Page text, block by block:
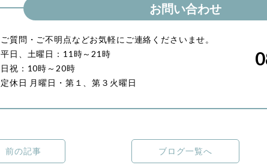
お問い合わせ
ご質問・ご不明点などお気軽にご連絡くださいませ。
平日、土曜日：11時～21時
日祝：10時～20時
定休日 月曜日・第１、第３火曜日
前の記事 ブログ一覧へ